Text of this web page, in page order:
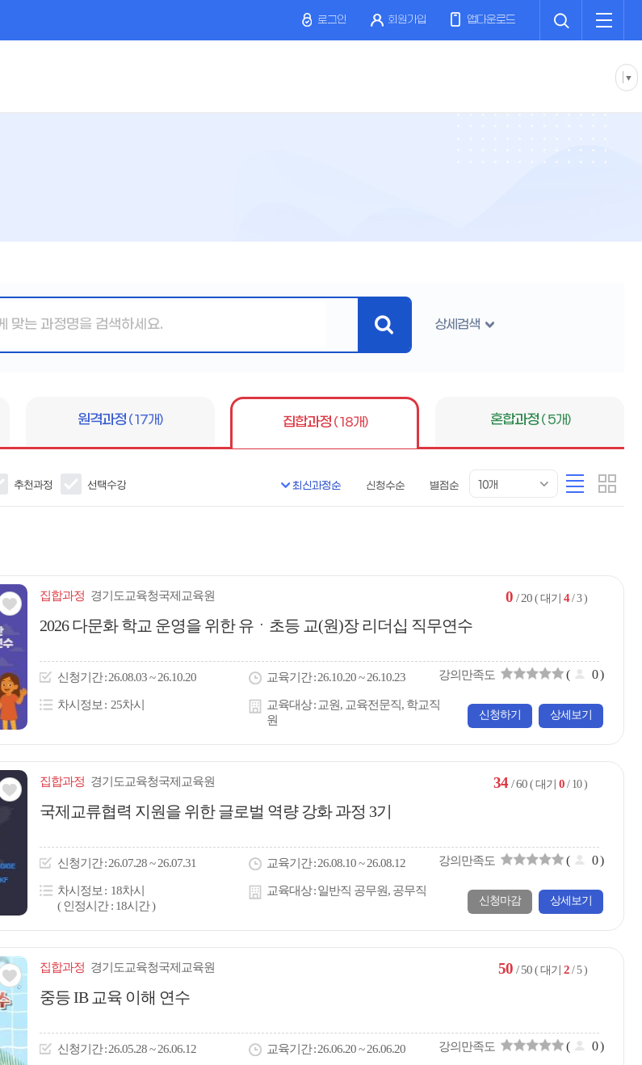
로그인 회원가입 앱다운로드
뉴
▼
검
상세검색
원격과정 ( 17개) 집합과정 ( 18개) 혼합과정 ( 5개)
추천과정 선택수강 최신과정순 신청수순 별점순
목
10개
리
스
카
드
집합과정 경기도교육청국제교육원
관심
아
이
콘
2026 다문화 학교 운영을 위한 유ㆍ초등 교(원)장 리더십 직무연수
신청기간 26.08.03 ~ 26.10.20 교육기간 26.10.20 ~ 26.10.23
차시정보 25차시 교육대상 교원, 교육전문직, 학교직
원
강의만족도 ( 0)
0 / 20 ( 대기 4/ 3 )
신청하기 상세보기
집합과정 경기도교육청국제교육원
관심
국제교류협력 지원을 위한 글로벌 역량 강화 과정 3기
신청기간 26.07.28 ~ 26.07.31 교육기간 26.08.10 ~ 26.08.12
차시정보
18차시
( 인정시간 : 18시간 )
교육대상 일반직 공무원, 공무직
강의만족도 ( 0)
34/ 60 ( 대기 0 / 10 )
신청마감 상세보기
집합과정 경기도교육청국제교육원
관심
이
중등 IB 교육 이해 연수
신청기간 26.05.28 ~ 26.06.12 교육기간 26.06.20 ~ 26.06.20 강의만족도 ( 0)
50 / 50 ( 대기 2 / 5 )